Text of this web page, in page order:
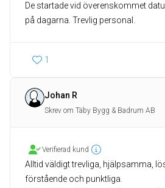
De startade vid överenskommet
1
Johan R
Skrev om Täby Bygg & Badrum AB
Verifierad kund
Alltid väldigt trevliga, hjälpsamma,
förstående och punktliga.